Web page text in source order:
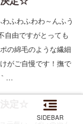
わふわわ～んふう
自由ですがとっても
の綿毛のような繊細
がご自慢です！撫で
…
気いっぱいのやん
SIDEBAR